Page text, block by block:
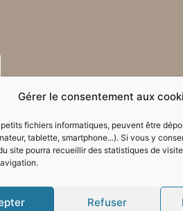
Gérer le consentement aux
fichiers informatiques, peuvent être
tablette, smartphone...). Si vous y
site pourra recueillir des statistiques de
Refuser